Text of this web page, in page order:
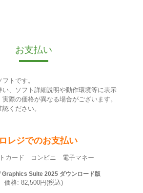
お支払い
トです。
、ソフト詳細説明や動作環境等に表示
際の価格が異なる場合がございます。
ください。
レジでのお支払い
カード コンビニ 電子マネー
Suite 2025 ダウンロード版
価格: 82,500円(税込)